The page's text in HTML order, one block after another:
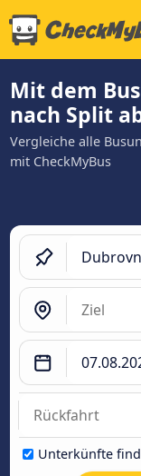
Mit dem
nach Split
Vergleiche alle
mit CheckMyBus
Unterkünfte